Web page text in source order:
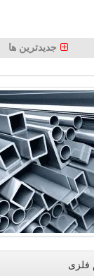
جدیدترین ها
فلزی